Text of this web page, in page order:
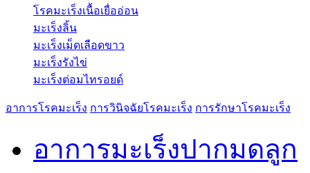
โรคมะเร็งเนื้อเยื่ออ่อน
มะเร็งลิ้น
มะเร็งเม็ดเลือดขาว
มะเร็งรังไข่
มะเร็งต่อมไทรอยด์
อาการโรคมะเร็ง การวินิจฉัยโรคมะเร็ง การรักษาโรคมะเร็ง
อาการมะเร็งปากมดลูก